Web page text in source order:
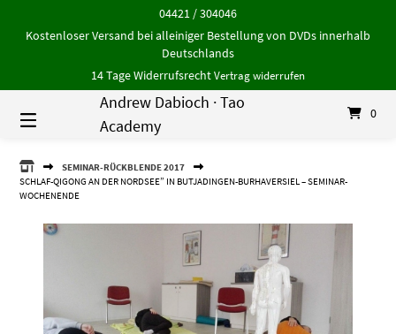
Inhalt
04421 / 304046
Kostenloser Versand bei alleiniger Bestellung von DVDs innerhalb
Deutschlands
14 Tage WiderrufsrechtVertrag widerrufen
Andrew Dabioch · Tao
Academy
0
ANDREW
DABIOCH
·
ACADEMY
SEMINAR-RÜCKBLENDE 2017
SCHLAF-QIGONG AN DER NORDSEE” IN BUTJADINGEN-BURHAVERSIEL – SEMINAR-
WOCHENENDE